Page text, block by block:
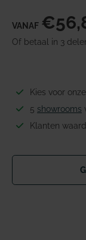
VANAF
Of betaal in 3
Kies voor onze
5 showrooms
Klanten